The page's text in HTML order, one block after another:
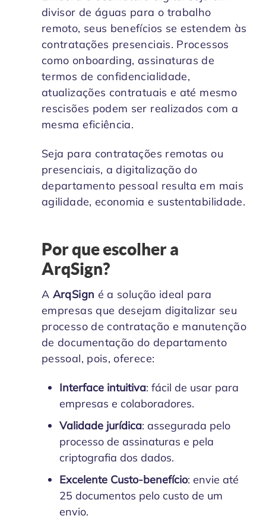
divisor de águas para o trabalho
remoto, seus benefícios se estendem às
contratações presenciais. Processos
como onboarding, assinaturas de
termos de confidencialidade,
atualizações contratuais e até mesmo
rescisões podem ser realizados com a
mesma eficiência.
Seja para contratações remotas ou
presenciais, a digitalização do
departamento pessoal resulta em mais
agilidade, economia e sustentabilidade.
Por que escolher a
ArqSign?
A ArqSign é a solução ideal para
empresas que desejam digitalizar seu
processo de contratação e manutenção
de documentação do departamento
pessoal, pois, oferece:
Interface intuitiva: fácil de usar para
empresas e colaboradores.
Validade jurídica: assegurada pelo
processo de assinaturas e pela
criptografia dos dados.
Excelente Custo-benefício: envie até
25 documentos pelo custo de um
envio.